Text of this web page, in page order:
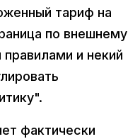
тариф на
по внешнему
и некий
фактически